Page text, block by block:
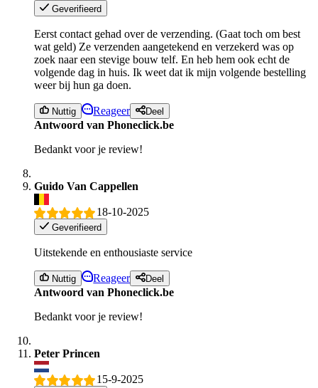
Geverifieerd
Eerst contact gehad over de verzending. (Gaat toch om best
wat geld) Ze verzenden aangetekend en verzekerd was op
zoek naar een stevige bouw telf. En heb hem ook echt de
volgende dag in huis. Ik weet dat ik mijn volgende bestelling
weer bij hun ga doen.
Nuttig Reageer Deel
Antwoord van Phoneclick.be
Bedankt voor je review!
Guido Van Cappellen
18-10-2025
Geverifieerd
Uitstekende en enthousiaste service
Nuttig Reageer Deel
Antwoord van Phoneclick.be
Bedankt voor je review!
Peter Princen
15-9-2025